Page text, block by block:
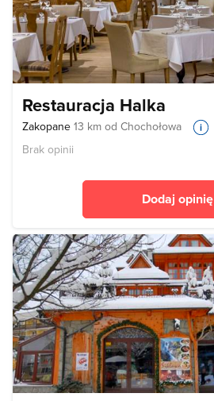
Restauracja Halka
Zakopane 13 km od Chochołowa
Brak opinii
Dodaj opinię